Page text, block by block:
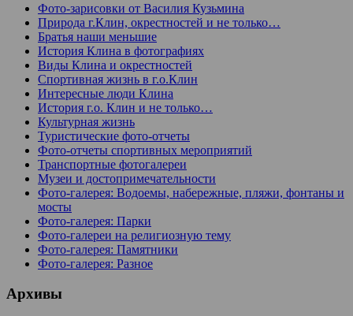
Фото-зарисовки от Василия Кузьмина
Природа г.Клин, окрестностей и не только…
Братья наши меньшие
История Клина в фотографиях
Виды Клина и окрестностей
Спортивная жизнь в г.о.Клин
Интересные люди Клина
История г.о. Клин и не только…
Культурная жизнь
Туристические фото-отчеты
Фото-отчеты спортивных мероприятий
Транспортные фотогалереи
Музеи и достопримечательности
Фото-галерея: Водоемы, набережные, пляжи, фонтаны и
мосты
Фото-галерея: Парки
Фото-галереи на религиозную тему
Фото-галерея: Памятники
Фото-галерея: Разное
Архивы